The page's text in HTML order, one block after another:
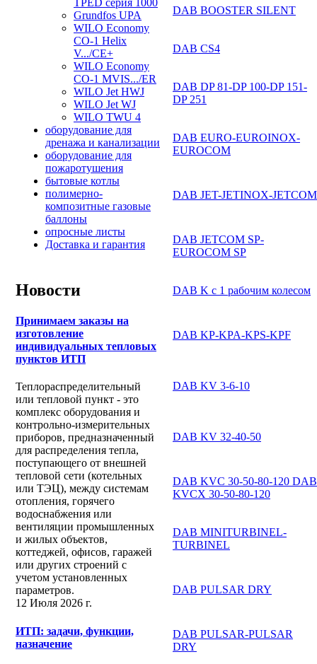
TPED серия 1000
Grundfos UPA
WILO Economy
CO-1 Helix
V.../CE+
WILO Economy
CO-1 MVIS.../ER
WILO Jet HWJ
WILO Jet WJ
WILO TWU 4
оборудование для
дренажа и канализации
оборудование для
пожаротушения
бытовые котлы
полимерно-
композитные газовые
баллоны
опросные листы
Доставка и гарантия
Новости
Принимаем заказы на
изготовление
индивидуальных тепловых
пунктов ИТП
Теплораспределительный
или тепловой пункт - это
комплекс оборудования и
контрольно-измерительных
приборов, предназначенный
для распределения тепла,
поступающего от внешней
тепловой сети (котельных
или ТЭЦ), между системам
отопления, горячего
водоснабжения или
вентиляции промышленных
и жилых объектов,
коттеджей, офисов, гаражей
или других строений с
учетом установленных
параметров.
12 Июля 2026 г.
ИТП: задачи, функции,
назначение
DAB BOOSTER SILENT
DAB CS4
DAB DP 81-DP 100-DP 151-
DP 251
DAB EURO-EUROINOX-
EUROCOM
DAB JET-JETINOX-JETCOM
DAB JETCOM SP-
EUROCOM SP
DAB K с 1 рабочим колесом
DAB KP-KPA-KPS-KPF
DAB KV 3-6-10
DAB KV 32-40-50
DAB KVC 30-50-80-120 DAB
KVCX 30-50-80-120
DAB MINITURBINEL-
TURBINEL
DAB PULSAR DRY
DAB PULSAR-PULSAR
DRY